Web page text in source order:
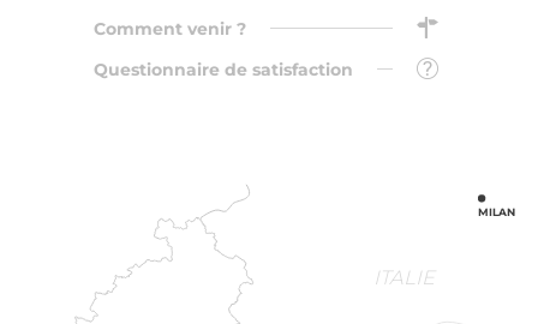
Comment venir ?
Questionnaire de satisfaction
ITALIE
MILAN